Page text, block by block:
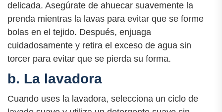
delicada. Asegúrate de ahuecar suavemente la
prenda mientras la lavas para evitar que se forme
bolas en el tejido. Después, enjuaga
cuidadosamente y retira el exceso de agua sin
torcer para evitar que se pierda su forma.
b. La lavadora
Cuando uses la lavadora, selecciona un ciclo de